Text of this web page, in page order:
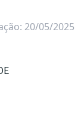
20/05/2025